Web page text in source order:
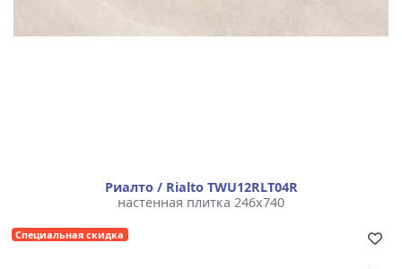
Риалто / Rialto TWU12RLT04R
настенная плитка 246x740
Специальная скидка